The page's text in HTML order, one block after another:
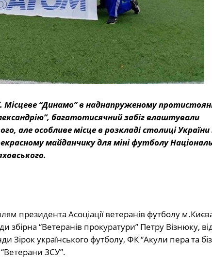
Місцеве “Динамо” в наднапруженому
багатотисячний забіг влаштували
але особливе місце в розкладі столиці України
майданчику для міні футболу
президента Асоціації ветеранів футболу
збірна “Ветеранів прокуратури” Петру Візнюку,
Зірок українського футболу, ФК “Акули пера та
ЗСУ”.